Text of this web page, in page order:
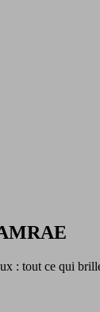
tout ce qui